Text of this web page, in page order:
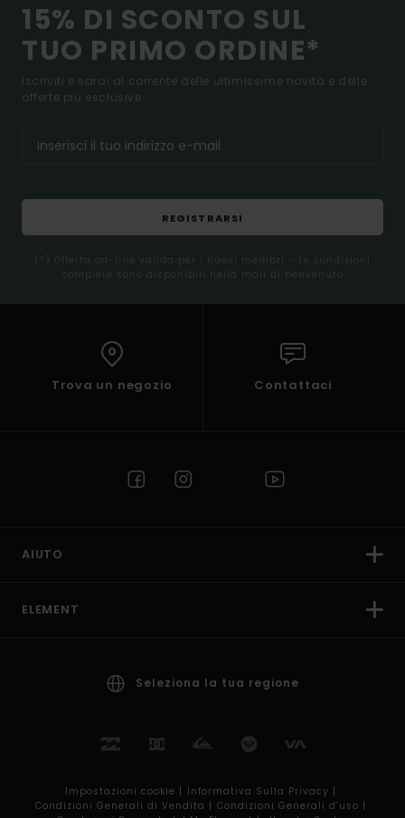
15% DI SCONTO SUL
TUO PRIMO ORDINE*
Iscriviti e sarai al corrente delle ultimissime novità e delle
offerte più esclusive.
REGISTRARSI
(*) Offerta on-line valida per i nuovi membri - Le condizioni
complete sono disponibili nella mail di benvenuto
Trova un negozio Contattaci
AIUTO
ELEMENT
Seleziona la tua regione
Impostazioni cookie | Informativa Sulla Privacy |
Condizioni Generali di Vendita | Condizioni Generali d’uso |